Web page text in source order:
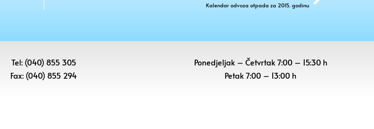
Kalendar odvoza otpada za 2015. godinu
Tel: (040) 855 305
Fax: (040) 855 294
Ponedjeljak – Četvrtak 7:00 – 15:30 h
Petak7:00 – 13:00 h